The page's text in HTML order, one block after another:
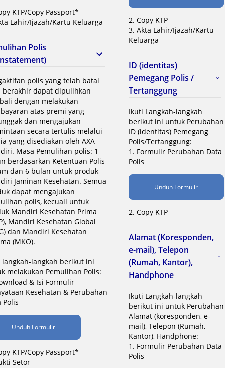
KTP/Copy Passport*
Lahir/Ijazah/Kartu Keluarga
Polis
polis yang telah batal
berakhir dapat dipulihkan
dengan melakukan
atas premi yang
dan mengajukan
secara tertulis melalui
yang disediakan oleh AXA
Masa Pemulihan polis: 1
berdasarkan Ketentuan Polis
dan 6 bulan untuk produk
Jaminan Kesehatan. Semua
dapat mengajukan
polis, kecuali untuk
Mandiri Kesehatan Prima
Mandiri Kesehatan Global
dan Mandiri Kesehatan
(MKO).
langkah-langkah berikut ini
melakukan Pemulihan Polis:
& Isi Formulir
Kesehatan & Perubahan
Polis
Unduh Formulir
KTP/Copy Passport*
Setor
2. Copy KTP
3. Akta Lahir/Ijazah/Kartu
Keluarga
ID (identitas)
Pemegang Polis /
Tertanggung
Ikuti Langkah-langkah
berikut ini untuk Perubahan
ID (identitas) Pemegang
Polis/Tertanggung:
1. Formulir Perubahan Data
Polis
Unduh Formulir
2. Copy KTP
Alamat (Koresponden,
e-mail), Telepon
(Rumah, Kantor),
Handphone
Ikuti Langkah-langkah
berikut ini untuk Perubahan
Alamat (koresponden, e-
mail), Telepon (Rumah,
Kantor), Handphone:
1. Formulir Perubahan Data
Polis